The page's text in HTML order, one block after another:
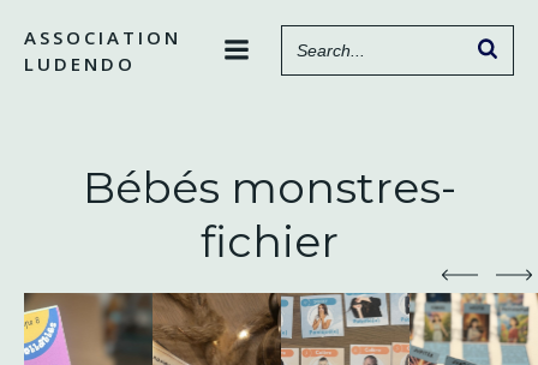
contenu
ASSOCIATION
LUDENDO
Bébés monstres-
fichier